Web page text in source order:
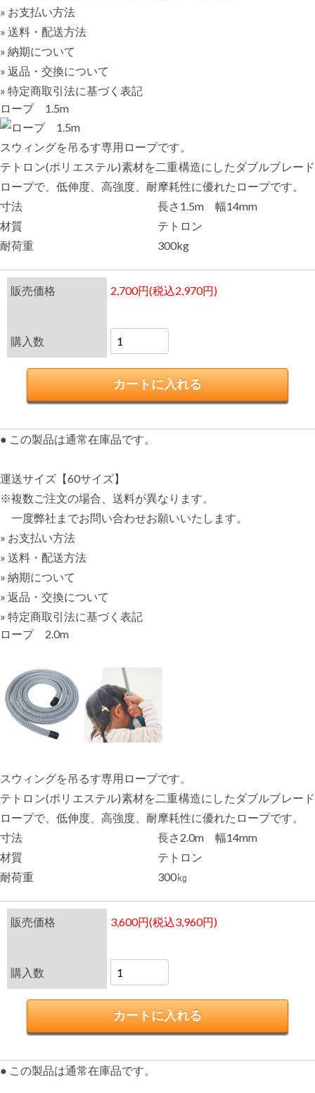
» お支払い方法
» 送料・配送方法
» 納期について
» 返品・交換について
» 特定商取引法に基づく表記
ロープ 1.5m
スウィングを吊るす専用ロープです。
テトロン(ポリエステル)素材を二重構造にしたダブルブレード
ロープで、低伸度、高強度、耐摩耗性に優れたロープです。
寸法
長さ1.5m 幅14mm
材質
テトロン
耐荷重
300kg
販売価格 2,700円(税込2,970円)
購入数
● この製品は通常在庫品です。
運送サイズ【60サイズ】
※複数ご注文の場合、送料が異なります。
一度弊社までお問い合わせお願いいたします。
» お支払い方法
» 送料・配送方法
» 納期について
» 返品・交換について
» 特定商取引法に基づく表記
ロープ 2.0m
スウィングを吊るす専用ロープです。
テトロン(ポリエステル)素材を二重構造にしたダブルブレード
ロープで、低伸度、高強度、耐摩耗性に優れたロープです。
寸法
長さ2.0m 幅14mm
材質
テトロン
耐荷重
300㎏
販売価格 3,600円(税込3,960円)
購入数
● この製品は通常在庫品です。